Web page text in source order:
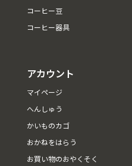
コーヒー豆
コーヒー器具
アカウント
マイページ
へんしゅう
かいものカゴ
おかねをはらう
お買い物のおやくそく